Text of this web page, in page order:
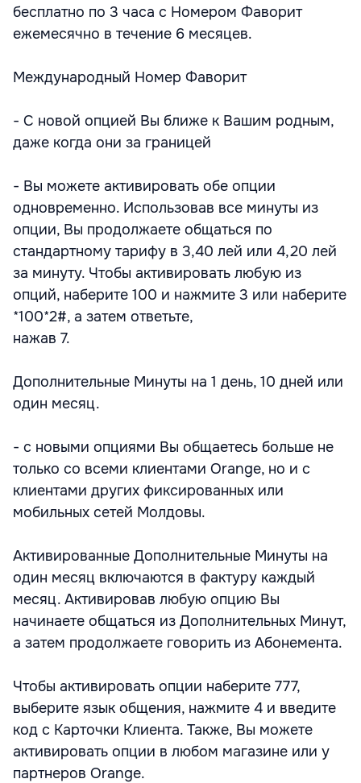
бесплатно по 3 часа с Номером Фаворит
ежемесячно в течение 6 месяцев.
Международный Номер Фаворит
- С новой опцией Вы ближе к Вашим родным,
даже когда они за границей
- Вы можете активировать обе опции
одновременно. Использовав все минуты из
опции, Вы продолжаете общаться по
стандартному тарифу в 3,40 лей или 4,20 лей
за минуту. Чтобы активировать любую из
опций, наберите 100 и нажмите 3 или наберите
*100*2#, а затем ответьте,
нажав 7.
Дополнительные Минуты на 1 день, 10 дней или
один месяц.
- с новыми опциями Вы общаетесь больше не
только со всеми клиентами Orange, но и с
клиентами других фиксированных или
мобильных сетей Молдовы.
Активированные Дополнительные Минуты на
один месяц включаются в фактуру каждый
месяц. Активировав любую опцию Вы
начинаете общаться из Дополнительных Минут,
а затем продолжаете говорить из Абонемента.
Чтобы активировать опции наберите 777,
выберите язык общения, нажмите 4 и введите
код с Карточки Клиента. Также, Вы можете
активировать опции в любом магазине или у
партнеров Orange.